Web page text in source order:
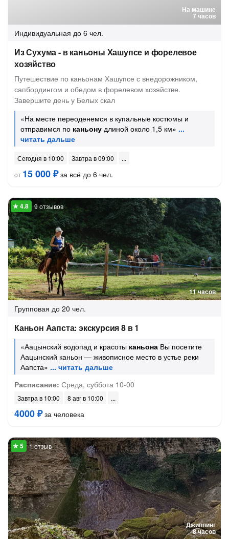
На машине
7 часов
Индивидуальная до 6 чел.
Из Сухума - в каньоны Хашупсе и форелевое
хозяйство
Путешествие по каньонам Хашупсе с внедорожником,
сапбордингом и обедом в форелевом хозяйстве.
Завершите день у Белых скал
«На месте переоденемся в купальные костюмы и
отправимся по каньону длиной около 1,5 км»
Сегодня в 10:00
Завтра в 09:00
от 15 000 ₽за всё до 6 чел.
11 часов
9 отзывов
Групповая до 20 чел.
Каньон Аапста: экскурсия 8 в 1
«Аацынский водопад и красоты каньона Вы посетите
Аацынский каньон — живописное место в устье реки
Аапста»
Расписание: Среда, суббота 10-00
Завтра в 10:00 8 авг в 10:00
4000 ₽за человека
Джиппинг
8 часов
1 отзыв